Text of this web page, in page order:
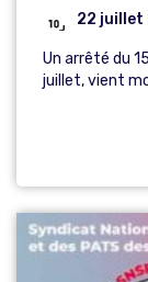
22 juillet
Un arrêté du
juillet, vient